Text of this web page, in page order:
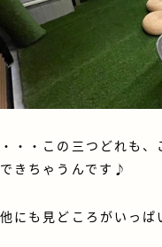
・・・この三つどれも
できちゃうんです♪
他にも見どころがいっ